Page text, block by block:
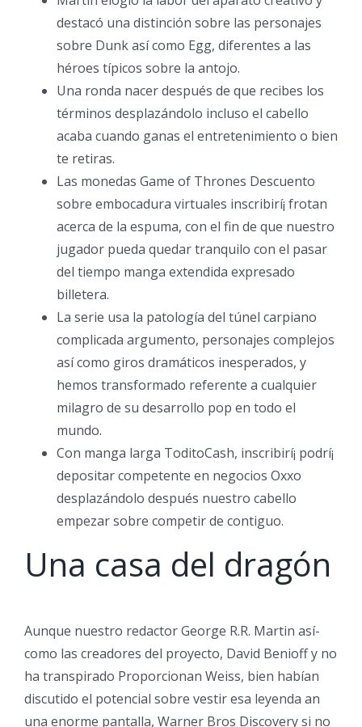
destacó una distinción sobre las personajes
sobre Dunk así­ como Egg, diferentes a las
héroes tí­picos sobre la antojo.
Una ronda nacer después de que recibes los
términos desplazándolo incluso el cabello
acaba cuando ganas el entretenimiento o bien
te retiras.
Las monedas Game of Thrones Descuento
sobre embocadura virtuales inscribirí¡ frotan
acerca de la espuma, con el fin de que nuestro
jugador pueda quedar tranquilo con el pasar
del tiempo manga extendida expresado
billetera.
La serie usa la patologí­a del túnel carpiano
complicada argumento, personajes complejos
así­ como giros dramáticos inesperados, y
hemos transformado referente a cualquier
milagro de su desarrollo pop en todo el
mundo.
Con manga larga ToditoCash, inscribirí¡ podrí¡
depositar competente en negocios Oxxo
desplazándolo después nuestro cabello
empezar sobre competir de contiguo.
Una casa del dragón
Aunque nuestro redactor George R.R. Martin así­
como las creadores del proyecto, David Benioff y no
ha transpirado Proporcionan Weiss, bien habían
discutido el potencial sobre vestir esa leyenda an
una enorme pantalla, Warner Bros Discovery si no